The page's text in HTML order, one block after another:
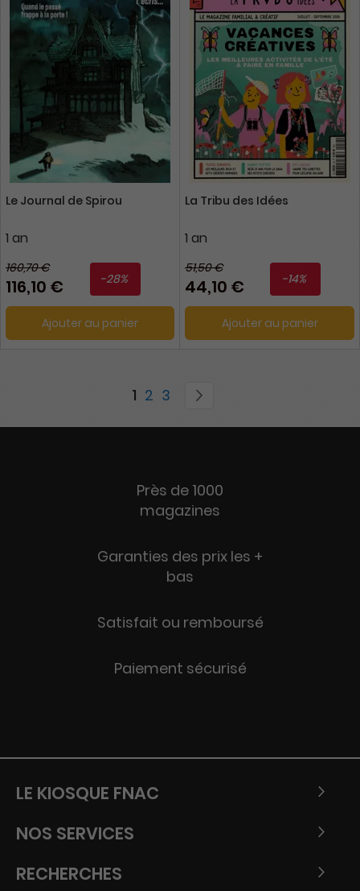
Le Journal de Spirou
1 an
160,70 €
116,10 € -28%
Ajouter au panier
La Tribu des Idées
1 an
51,50 €
44,10 € -14%
Ajouter au panier
Page
You're currently reading page
1 Page
2 Page
3
Près de 1000
magazines
Garanties des prix les +
bas
Satisfait ou remboursé
Paiement sécurisé
LE KIOSQUE FNAC
NOS SERVICES
RECHERCHES